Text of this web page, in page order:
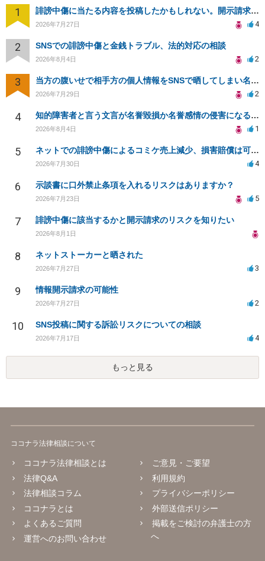
1 誹謗中傷に当たる内容を投稿したかもしれない。開示請求や民事刑事裁判に発展しうるのか教えて欲しい。
2026年7月27日 4
2 SNSでの誹謗中傷と金銭トラブル、法的対応の相談
2026年8月4日 2
3 当方の腹いせで相手方の個人情報をSNSで晒してしまい名誉毀損させてしまったかもしれない
2026年7月29日 2
4 知的障害者と言う文言が名誉毀損か名誉感情の侵害になるか教えてほしい。
2026年8月4日 1
5 ネットでの誹謗中傷によるコミケ売上減少、損害賠償は可能か？
2026年7月30日 4
6 示談書に口外禁止条項を入れるリスクはありますか？
2026年7月23日 5
7 誹謗中傷に該当するかと開示請求のリスクを知りたい
2026年8月1日
8 ネットストーカーと晒された
2026年7月27日 3
9 情報開示請求の可能性
2026年7月27日 2
10 SNS投稿に関する訴訟リスクについての相談
2026年7月17日 4
もっと見る
ココナラ法律相談について
ココナラ法律相談とは
法律Q&A
法律相談コラム
ココナラとは
よくあるご質問
運営へのお問い合わせ
ご意見・ご要望
利用規約
プライバシーポリシー
外部送信ポリシー
掲載をご検討の弁護士の方
へ